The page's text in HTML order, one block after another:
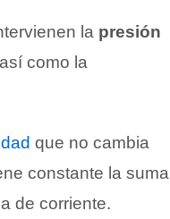
la presión
como la
que no cambia
constante la suma
de corriente.